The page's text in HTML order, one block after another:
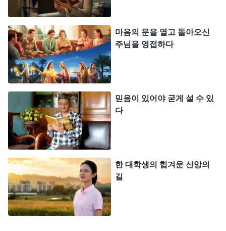
족들은 우리를 믿지 못하게 막는 걸까?’ 바로 그때,
갑자기 남편의 휴대폰이 울렸습니다. 아버지였습니
다. 빨리 집에 와 보라는 말씀에 저는 아버지가 또 교
란하려는구나 싶어 가지 않겠다고 말했습니다. 그런
데 남편이 저를 억지로 차에 태워 아버지 집으로 데
려갔습니다. 집에 도착하니 동생과 동생의 시어머니
도 와 있었습니다. 아버지는 저를 보고는 굳은 얼굴
로 말했습니다. “어젯밤 리더가 예수님 앞에서 너희
의 죄를 사해 달라는 기도까지 해 주셨는데, 너희 스
스로는 아직 죄를 인정하고 회개하지 않았더구나. 오
늘 주님 앞에서 앞으로는 전능하신 하나님을 믿지 않
겠다는 철저한 회개 기도를 드리라고 너희를 불렀
다….” 아버지의 말에 저는 넌더리가 났습니다. ‘내가
전능하신 하나님의 말세 사역을 받아들인 건 어린양
마음의 문을 열고 돌아오신
주님을 영접하다
믿음이 있어야 굳게 설 수 있
다
한 대학생의 힘겨운 신앙의
길